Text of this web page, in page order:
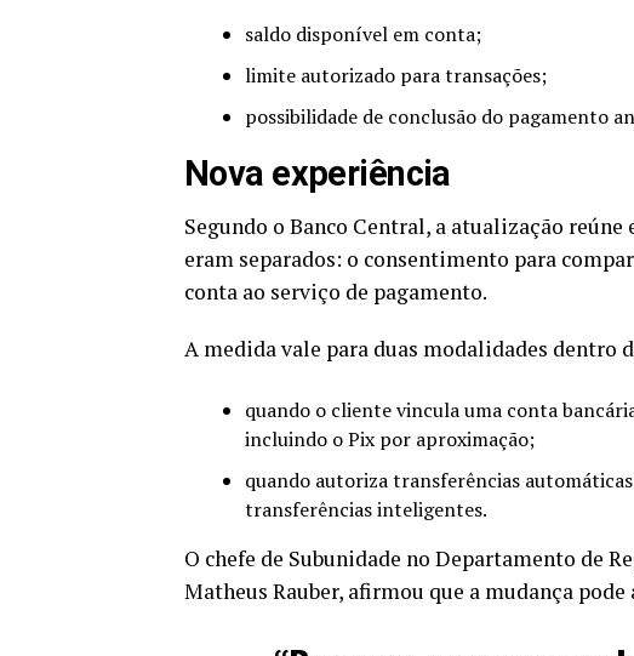
saldo disponível em conta;
limite autorizado para transações;
possibilidade de conclusão do pagamento
Nova experiência
Segundo o Banco Central, a atualização
eram separados: o consentimento para
conta ao serviço de pagamento.
A medida vale para duas modalidades dentro
quando o cliente vincula uma conta
incluindo o Pix por aproximação;
quando autoriza transferências
transferências inteligentes.
O chefe de Subunidade no Departamento de
Matheus Rauber, afirmou que a mudança